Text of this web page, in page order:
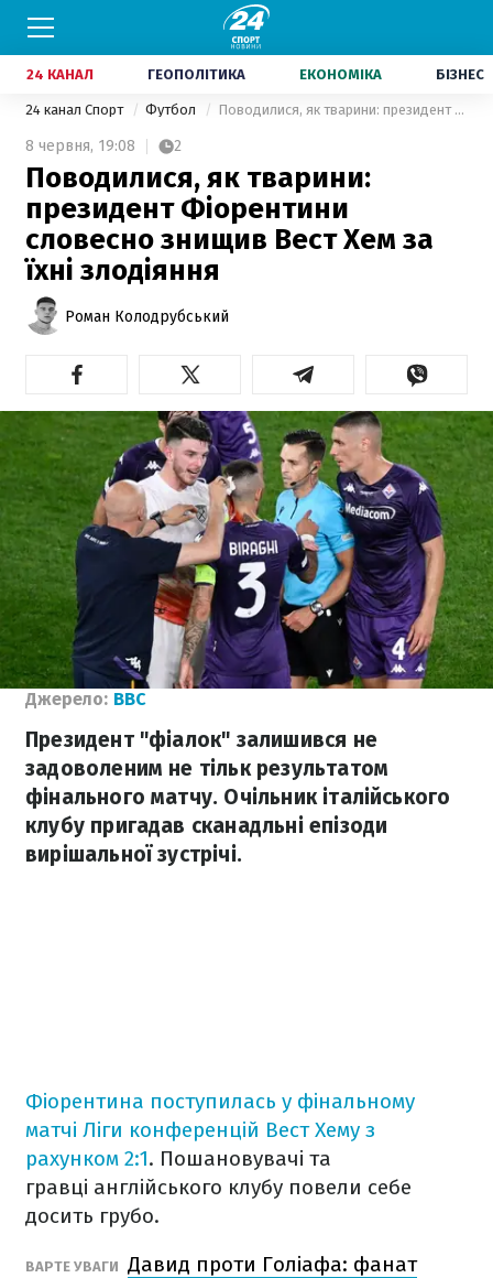
24 КАНАЛ ГЕОПОЛІТИКА ЕКОНОМІКА БІЗНЕС
24 канал Спорт Футбол Поводилися, як тварини: президент Фіорентини словесно знищив Вест Хем за їхні злодіяння
8 червня, 19:08 2
Поводилися, як тварини:
президент Фіорентини
словесно знищив Вест Хем за
їхні злодіяння
Роман Колодрубський
Джерело: BBC
Президент "фіалок" залишився не
задоволеним не тільк результатом
фінального матчу. Очільник італійського
клубу пригадав сканадльні епізоди
вирішальної зустрічі.
Фіорентина поступилась у фінальному
матчі Ліги конференцій Вест Хему з
рахунком 2:1. Пошановувачі та
гравці англійського клубу повели себе
досить грубо.
ВАРТЕ УВАГИ Давид проти Голіафа: фанат